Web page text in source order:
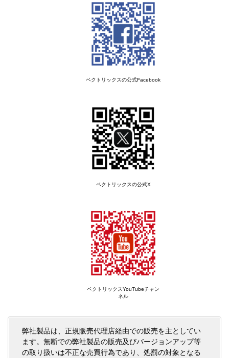
【追記あり】Windows11 へのア
ップグレードによりQC PROの
データベース（SQL Server）に
接続できなくなる場合があります。→
Windows 11 へのアップグレードによりQC
なくなる場合があります。 現在、原因調査中で
すのでQC PROユーザー様はサーバー機として
【追記あり】弊社製品の
Windows 11 対応状況について
2021/10/15
ております。 現時点（2021年10月15日）の
「Windows 11」対応状況は下記の通り…
QC PRO EX 販売終了のお知ら
2021/08/06
愛顧頂きました「エクセルアドインソフト QC
申し上げます…
[…]
Windows10アップデート
ベクトリックスの公式Facebook
ベクトリックスの公式X
ベクトリックスYouTubeチャン
ネル
弊社製品は、正規販売代理店経由での販売を主としてい
ます。無断での弊社製品の販売及びバージョンアップ等
の取り扱いは不正な売買行為であり、処罰の対象となる